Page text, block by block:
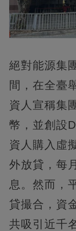
絕對能源集
間，在全臺
資人宣稱集
幣，並創設
資人購入虛
外放貸，每
息。然而，
貸撮合，資
共吸引近千